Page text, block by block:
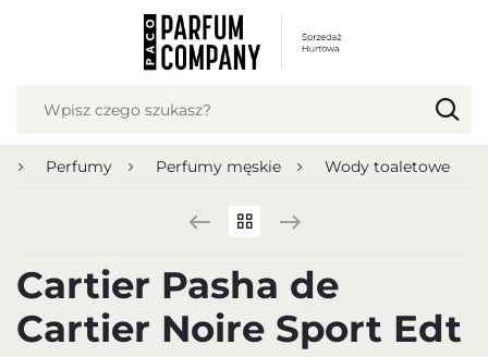
Perfumy Perfumy męskie Wody toaletowe
Cartier Pasha de
Cartier Noire Sport Edt
USTAWIENIA REGIONALNE
Język
Polish zloty (PLN)
ZAPISZ